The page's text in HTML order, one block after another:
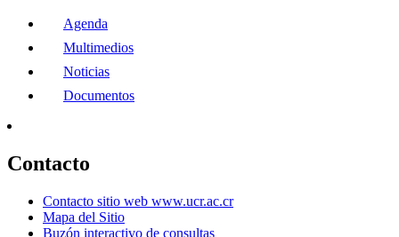
Agenda
Multimedios
Noticias
Documentos
Contacto
Contacto sitio web www.ucr.ac.cr
Mapa del Sitio
Buzón interactivo de consultas